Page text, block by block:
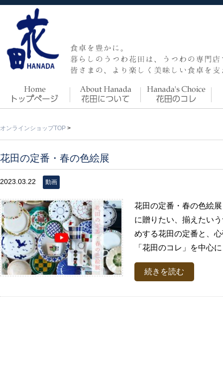
オンラインショップTOP >
花田の定番・春の色絵展
2023.03.22 動画
花田の定番・春の色絵
に贈りたい、揃えたい
めする花田の定番と、
「花田のコレ」を中心
続きを読む